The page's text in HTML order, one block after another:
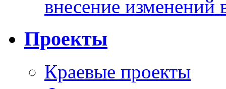
внесение изменений
Проекты
Краевые проекты